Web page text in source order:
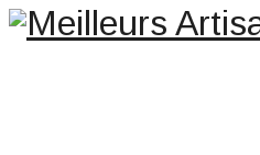
Une question ? Un